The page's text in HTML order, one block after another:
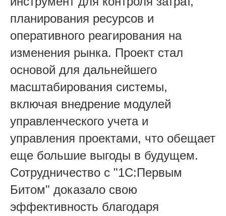
планирования ресурсов и
оперативного реагирования на
изменения рынка. Проект стал
основой для дальнейшего
масштабирования системы,
включая внедрение модулей
управленческого учета и
управления проектами, что обещает
еще большие выгоды в будущем.
Сотрудничество с "1С:Первым
Битом" доказало свою
эффективность благодаря